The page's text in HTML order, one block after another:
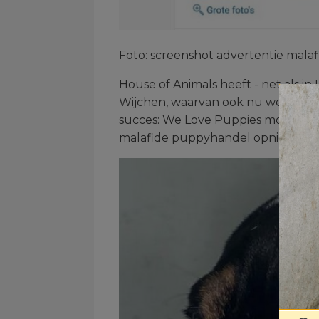
Foto: screenshot advertentie
House of Animals heeft - net als in
Wijchen, waarvan ook nu weer
succes: We Love Puppies moest
malafide puppyhandel opnieuw